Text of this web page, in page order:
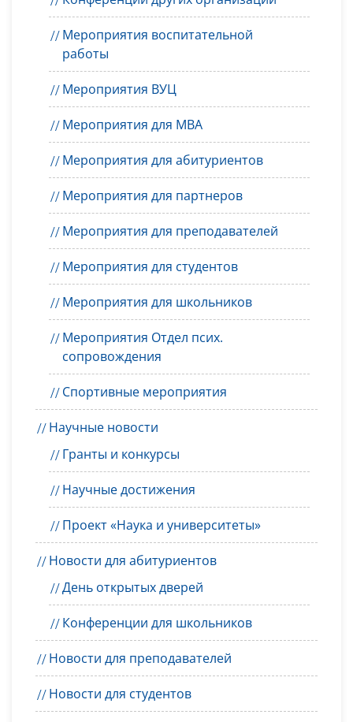
Мероприятия воспитательной
работы
Мероприятия ВУЦ
Мероприятия для MBA
Мероприятия для абитуриентов
Мероприятия для партнеров
Мероприятия для преподавателей
Мероприятия для студентов
Мероприятия для школьников
Мероприятия Отдел псих.
сопровождения
Спортивные мероприятия
Научные новости
Гранты и конкурсы
Научные достижения
Проект «Наука и университеты»
Новости для абитуриентов
День открытых дверей
Конференции для школьников
Новости для преподавателей
Новости для студентов